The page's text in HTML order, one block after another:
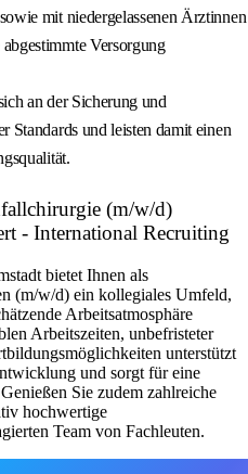
mit niedergelassenen Ärztinnen
Versorgung
an der Sicherung und
Standards und leisten damit einen
(m/w/d)
- International Recruiting
bietet Ihnen als
(m/w/d) ein kollegiales Umfeld,
Arbeitsatmosphäre
Arbeitszeiten, unbefristeter
unterstützt
und sorgt für eine
Sie zudem zahlreiche
hochwertige
Team von Fachleuten.